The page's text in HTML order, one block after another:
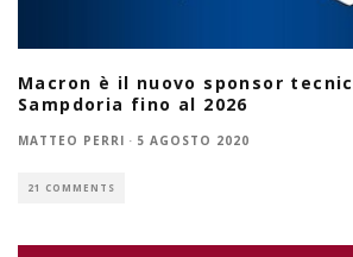
Macron è il nuovo sponsor
Sampdoria fino al 2026
MATTEO PERRI · 5 AGOSTO 2020
21 COMMENTS